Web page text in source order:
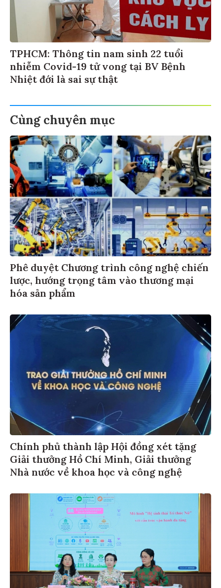
TPHCM: Thông tin nam sinh 22 tuổi
nhiễm Covid-19 tử vong tại BV Bệnh
Nhiệt đới là sai sự thật
Cùng chuyên mục
Phê duyệt Chương trình công nghệ chiến
lược, hướng trọng tâm vào thương mại
hóa sản phẩm
Chính phủ thành lập Hội đồng xét tặng
Giải thưởng Hồ Chí Minh, Giải thưởng
Nhà nước về khoa học và công nghệ